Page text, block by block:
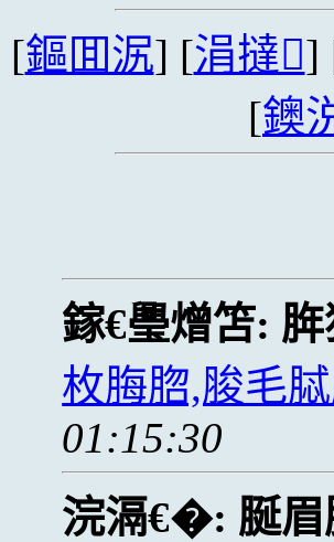
[鏂囬泦] [涓撻]
[鐭
鎵€璺熷笘:
枚脢脗,脧毛
01:15:30
浣滆€�: 脠